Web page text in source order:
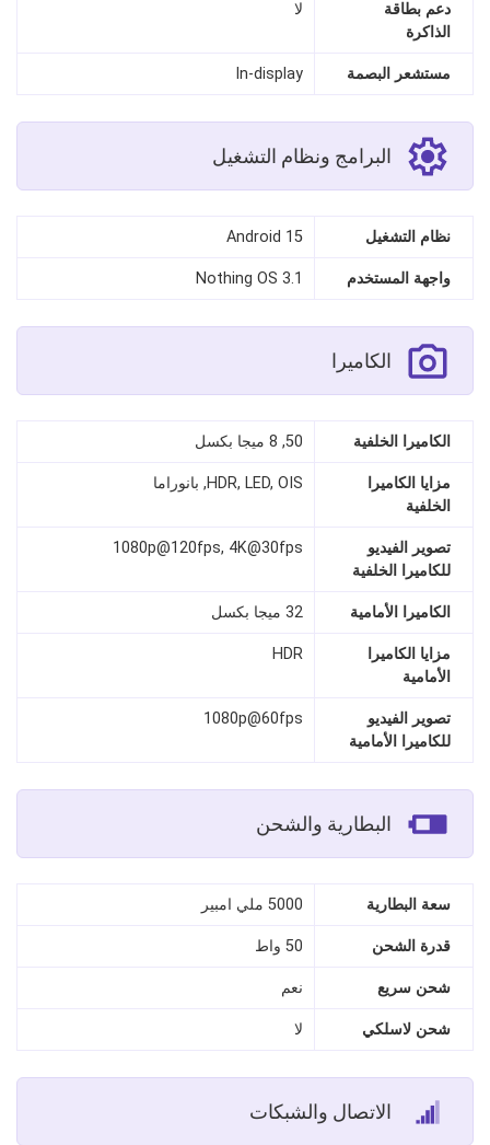
دعم بطاقة
الذاكرة
لا
مستشعر البصمة In‑display
البرامج ونظام التشغيل
نظام التشغيل Android 15
واجهة المستخدم Nothing OS 3.1
الكاميرا
الكاميرا الخلفية 50, 8 ميجا بكسل
مزايا الكاميرا
الخلفية
HDR, LED, OIS, بانوراما
تصوير الفيديو
للكاميرا الخلفية
1080p@120fps, 4K@30fps
الكاميرا الأمامية 32 ميجا بكسل
مزايا الكاميرا
الأمامية
HDR
تصوير الفيديو
للكاميرا الأمامية
1080p@60fps
البطارية والشحن
سعة البطارية 5000 ملي امبير
قدرة الشحن 50 واط
شحن سريع نعم
شحن لاسلكي لا
الاتصال والشبكات